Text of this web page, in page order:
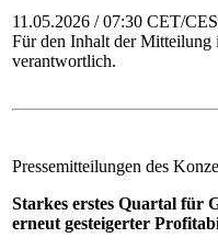
11.05.2026 / 07:30 CET/
Für den Inhalt der Mitteilung
verantwortlich.
Pressemitteilungen des
Starkes erstes Quartal für
erneut gesteigerter